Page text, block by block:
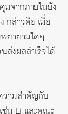
มจากภายในยัง
กล่าวคือ เมื่อ
ยายามใดๆ
ส่งผลสำเร็จได้
วามสำคัญกับ
ช่น Li และคณะ